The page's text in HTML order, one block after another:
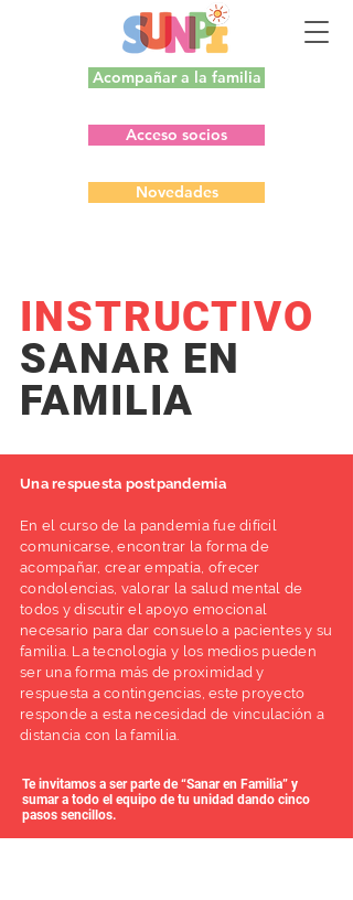
Acompañar a la familia
Acceso socios
Novedades
INSTRUCTIVO
SANAR EN
FAMILIA
Una respuesta postpandemia
En el curso de la pandemia fue difícil
comunicarse, encontrar la forma de
acompañar, crear empatía, ofrecer
condolencias, valorar la salud mental de
todos y discutir el apoyo emocional
necesario para dar consuelo a pacientes y su
familia. La tecnología y los medios pueden
ser una forma más de proximidad y
respuesta a contingencias, este proyecto
responde a esta necesidad de vinculación a
distancia con la familia.
Te invitamos a ser parte de “Sanar en Familia” y
sumar a todo el equipo de tu unidad dando cinco
pasos sencillos.